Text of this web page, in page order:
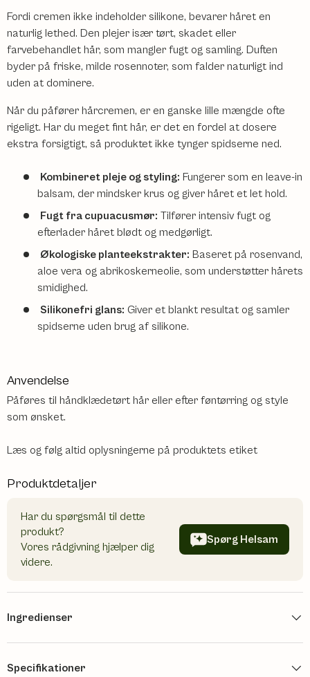
Fordi cremen ikke indeholder silikone, bevarer håret en
naturlig lethed. Den plejer især tørt, skadet eller
farvebehandlet hår, som mangler fugt og samling. Duften
byder på friske, milde rosennoter, som falder naturligt ind
uden at dominere.
Når du påfører hårcremen, er en ganske lille mængde ofte
rigeligt. Har du meget fint hår, er det en fordel at dosere
ekstra forsigtigt, så produktet ikke tynger spidserne ned.
Kombineret pleje og styling: Fungerer som en leave-in
balsam, der mindsker krus og giver håret et let hold.
Fugt fra cupuacusmør: Tilfører intensiv fugt og
efterlader håret blødt og medgørligt.
Økologiske planteekstrakter: Baseret på rosenvand,
aloe vera og abrikoskerneolie, som understøtter hårets
smidighed.
Silikonefri glans: Giver et blankt resultat og samler
spidserne uden brug af silikone.
Anvendelse
Påføres til håndklædetørt hår eller efter føntørring og style
som ønsket.
Læs og følg altid oplysningerne på produktets etiket
Produktdetaljer
Har du spørgsmål til dette
produkt?
Vores rådgivning hjælper dig
videre.
Spørg Helsam
Ingredienser
Specifikationer